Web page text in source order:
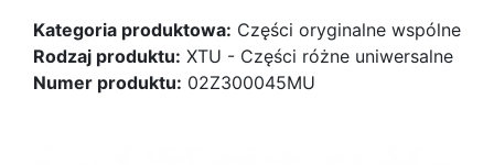
Kategoria produktowa: Części oryginalne wspólne
Rodzaj produktu: XTU - Części różne uniwersalne
Numer produktu: 02Z300045MU